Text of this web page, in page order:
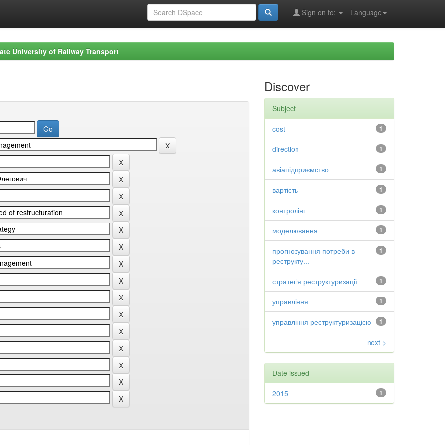
Language
Sign on to:
University of Railway Transport
Discover
Subject
1
cost
1
direction
1
авіапідприємство
1
вартість
1
контролінг
1
моделювання
1
прогнозування потреби в
реструкту...
1
стратегія реструктуризації
1
управління
1
управління реструктуризацією
next >
Date issued
1
2015